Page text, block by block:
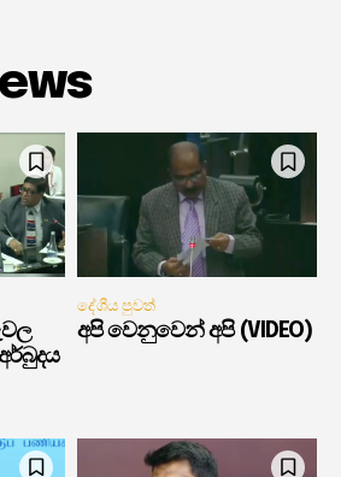
දේශීය පුවත්
අපි වෙනුවෙන් අපි (VIDEO)